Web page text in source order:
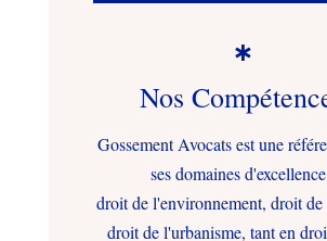

Nos
Gossement Avocats est une
ses domaines
droit de l'environnement, droit de
droit de l'urbanisme, tant en